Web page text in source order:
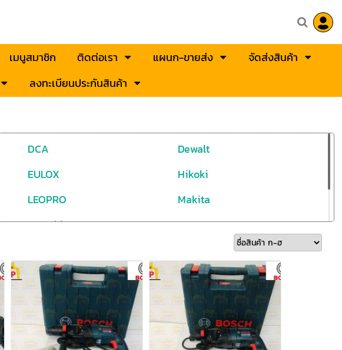
เมนูสมาชิก ติดต่อเรา แผนก-ขายส่ง
จัดส่งสินค้า
ลงทะเบียนประกันสินค้า
DCA
Dewalt
EULOX
Hikoki
LEOPRO
Makita
Pumpkin
STANLEY